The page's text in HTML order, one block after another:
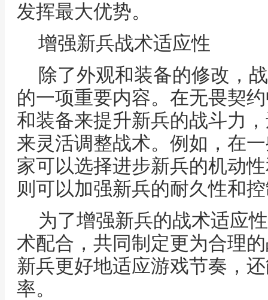
发挥最大优势。
增强新兵战术适应性
除了外观和装备的修改，
的一项重要内容。在无畏契
和装备来提升新兵的战斗力
来灵活调整战术。例如，在
家可以选择进步新兵的机动
则可以加强新兵的耐久性和
为了增强新兵的战术适应
术配合，共同制定更为合理
新兵更好地适应游戏节奏，
率。